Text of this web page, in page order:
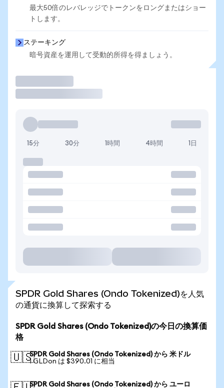
最大50倍のレバレッジでトークンをロングまたはショー
トします。
ステーキング
暗号資産を運用して受動的所得を得ましょう。
15分 30分 1時間 4時間 1日
SPDR Gold Shares (Ondo Tokenized)を人気
の通貨に換算して探索する
SPDR Gold Shares (Ondo Tokenized)の今日の換算価
格
🇺🇸SPDR Gold Shares (Ondo Tokenized) から 米ドル
1 GLDon は $390.01 に相当
SPDR Gold Shares (Ondo Tokenized) から ユーロ